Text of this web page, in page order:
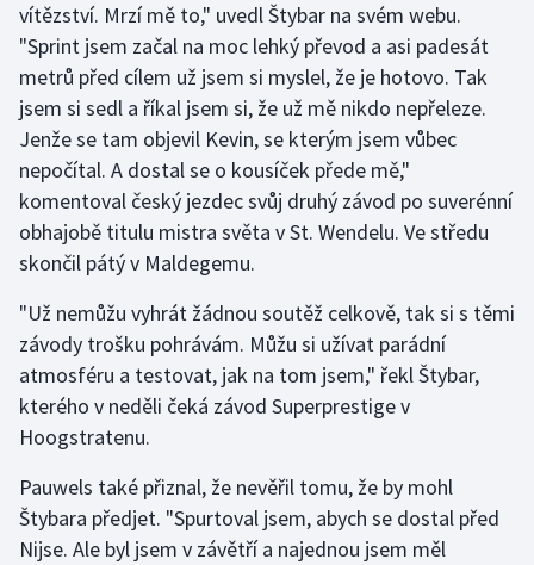
Judo
Krasobruslení
Lezení
Lyže a snowboard
Moderní pětiboj
Motorsport
Olympijské hry
Parasport
Plavání
Plážový volejbal
vítězství. Mrzí mě to," uvedl Štybar na svém webu.
"Sprint jsem začal na moc lehký převod a asi padesát
metrů před cílem už jsem si myslel, že je hotovo. Tak
jsem si sedl a říkal jsem si, že už mě nikdo nepřeleze.
Jenže se tam objevil Kevin, se kterým jsem vůbec
nepočítal. A dostal se o kousíček přede mě,"
komentoval český jezdec svůj druhý závod po suverénní
obhajobě titulu mistra světa v St. Wendelu. Ve středu
skončil pátý v Maldegemu.
"Už nemůžu vyhrát žádnou soutěž celkově, tak si s těmi
závody trošku pohrávám. Můžu si užívat parádní
atmosféru a testovat, jak na tom jsem," řekl Štybar,
kterého v neděli čeká závod Superprestige v
Hoogstratenu.
Pauwels také přiznal, že nevěřil tomu, že by mohl
Štybara předjet. "Spurtoval jsem, abych se dostal před
Nijse. Ale byl jsem v závětří a najednou jsem měl